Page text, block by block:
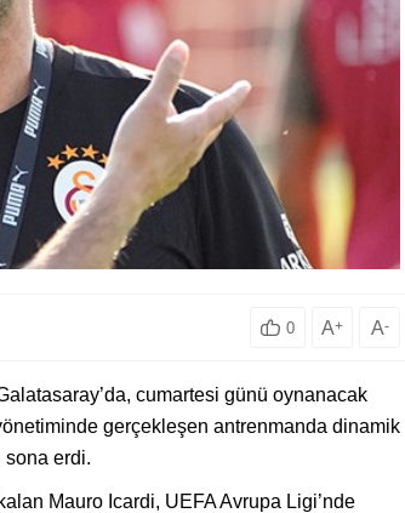
0 A+ A-
cumartesi günü oynanacak
gerçekleşen antrenmanda dinamik
sona erdi.
Mauro Icardi, UEFA Avrupa Ligi’nde